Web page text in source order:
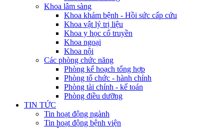
Khoa lâm sàng
Khoa khám bệnh - Hồi sức cấp cứu
Khoa vật lý trị liệu
Khoa y học cổ truyền
Khoa ngoại
Khoa nội
Các phòng chức năng
Phòng kế hoạch tổng hợp
Phòng tổ chức - hành chính
Phòng tài chính - kế toán
Phòng điều dưỡng
TIN TỨC
Tin hoạt động ngành
Tin hoạt động bệnh viện